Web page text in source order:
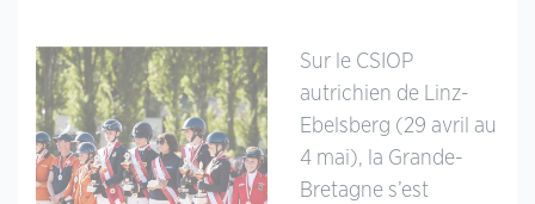
Sur le CSIOP
autrichien de Linz-
Ebelsberg (29 avril au
4 mai), la Grande-
Bretagne s’est